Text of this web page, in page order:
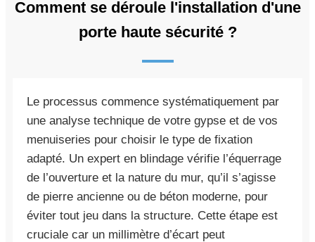
Comment se déroule l'installation d'une
porte haute sécurité ?
Le processus commence systématiquement par
une analyse technique de votre gypse et de vos
menuiseries pour choisir le type de fixation
adapté. Un expert en blindage vérifie l’équerrage
de l’ouverture et la nature du mur, qu’il s’agisse
de pierre ancienne ou de béton moderne, pour
éviter tout jeu dans la structure. Cette étape est
cruciale car un millimètre d’écart peut